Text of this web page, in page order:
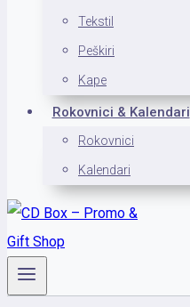
Tekstil
Peškiri
Kape
Rokovnici & Kalendari
Rokovnici
Kalendari